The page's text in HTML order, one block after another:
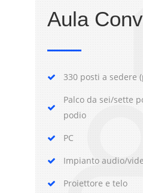
Aula
330 posti a sedere
Palco da sei/sette
podio
PC
Impianto audio/
Proiettore e telo